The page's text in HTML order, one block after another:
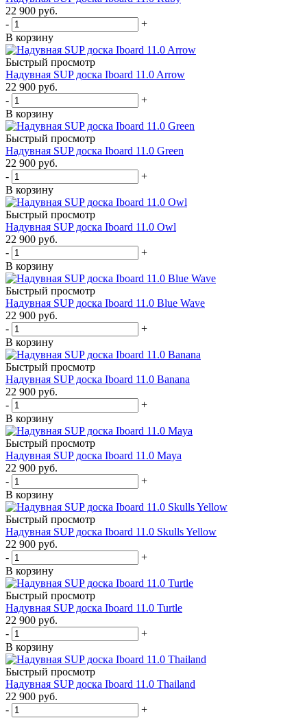
22 900 руб.
-
+
В корзину
Быстрый просмотр
Надувная SUP дoска Iboard 11.0 Arrow
22 900 руб.
-
+
В корзину
Быстрый просмотр
Надувная SUP дoска Iboard 11.0 Green
22 900 руб.
-
+
В корзину
Быстрый просмотр
Надувная SUP дoска Iboard 11.0 Owl
22 900 руб.
-
+
В корзину
Быстрый просмотр
Надувная SUP дoска Iboard 11.0 Blue Wave
22 900 руб.
-
+
В корзину
Быстрый просмотр
Надувная SUP доска Iboard 11.0 Banana
22 900 руб.
-
+
В корзину
Быстрый просмотр
Надувная SUP дoска Iboard 11.0 Maya
22 900 руб.
-
+
В корзину
Быстрый просмотр
Надувная SUP дoска Iboard 11.0 Skulls Yellow
22 900 руб.
-
+
В корзину
Быстрый просмотр
Надувная SUP дoска Iboard 11.0 Turtle
22 900 руб.
-
+
В корзину
Быстрый просмотр
Надувная SUP дoска Iboard 11.0 Thailand
22 900 руб.
-
+